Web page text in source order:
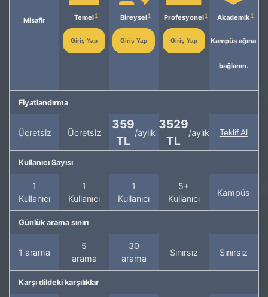
Misafir Temel
Giriş Yap
Bireysel
Giriş Yap
Profesyonel
Giriş Yap
Akademik
Kampüs ağına
bağlanın.
Fiyatlandırma
Ücretsiz Ücretsiz
359
TL
/aylık
3529
TL
/aylık Teklif Al
Kullanıcı Sayısı
1
Kullanıcı
1
Kullanıcı
1
Kullanıcı
5+
Kullanıcı
Kampüs
Günlük arama sınırı
1 arama
5
arama
30
arama
Sınırsız Sınırsız
Karşı dildeki karşılıklar